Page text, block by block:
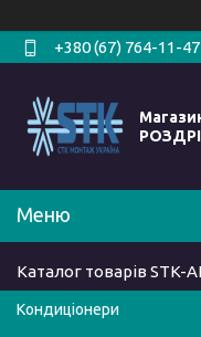
+380 (67) 764-11-47
Каталог товарів STK-
Кондиціонери